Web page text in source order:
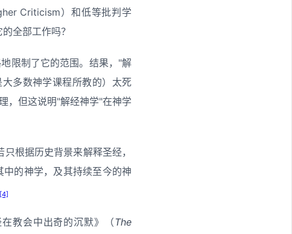
Criticism）和低等批判学
全部工作吗？
限制了它的范围。结果，"解
多数神学课程所教的）太死
，但这说明"解经神学"在神学
根据历史背景来解释圣经，
的神学，及其持续至今的神
[4]
教会中出奇的沉默》（The